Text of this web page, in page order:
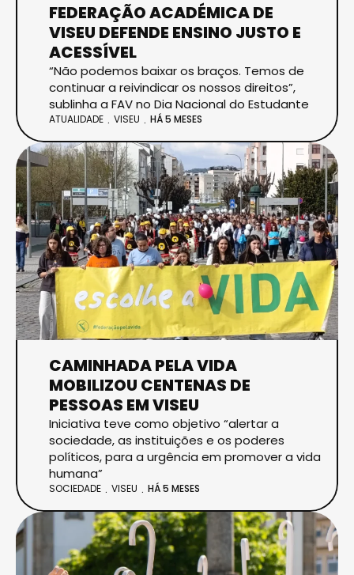
FEDERAÇÃO ACADÉMICA DE
VISEU DEFENDE ENSINO JUSTO E
ACESSÍVEL
“Não podemos baixar os braços. Temos de
continuar a reivindicar os nossos direitos”,
sublinha a FAV no Dia Nacional do Estudante
ATUALIDADE VISEU HÁ 5 MESES
CAMINHADA PELA VIDA
MOBILIZOU CENTENAS DE
PESSOAS EM VISEU
Iniciativa teve como objetivo “alertar a
sociedade, as instituições e os poderes
políticos, para a urgência em promover a vida
humana”
SOCIEDADE VISEU HÁ 5 MESES